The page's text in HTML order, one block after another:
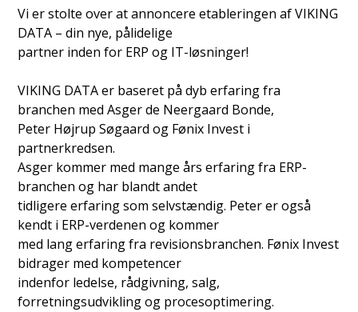
Vi er stolte over at annoncere etableringen af VIKING
DATA – din nye, pålidelige
partner inden for ERP og IT-løsninger!
VIKING DATA er baseret på dyb erfaring fra
branchen med Asger de Neergaard Bonde,
Peter Højrup Søgaard og Fønix Invest i
partnerkredsen.
Asger kommer med mange års erfaring fra ERP-
branchen og har blandt andet
tidligere erfaring som selvstændig. Peter er også
kendt i ERP-verdenen og kommer
med lang erfaring fra revisionsbranchen. Fønix Invest
bidrager med kompetencer
indenfor ledelse, rådgivning, salg,
forretningsudvikling og procesoptimering.